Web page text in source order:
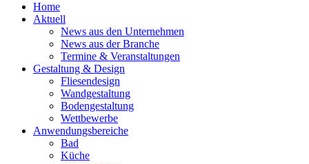
Home
Aktuell
News aus den Unternehmen
News aus der Branche
Termine & Veranstaltungen
Gestaltung & Design
Fliesendesign
Wandgestaltung
Bodengestaltung
Wettbewerbe
Anwendungsbereiche
Bad
Küche